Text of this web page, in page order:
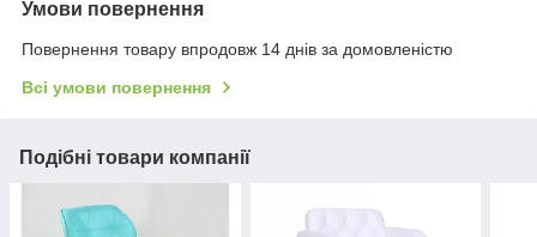
Умови повернення
Повернення товару впродовж 14 днів за домовленістю
Всі умови повернення
Подібні товари компанії